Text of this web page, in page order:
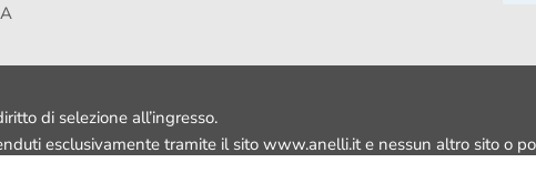
di selezione all’ingresso.
esclusivamente tramite il sito www.anelli.it e nessun altro sito o